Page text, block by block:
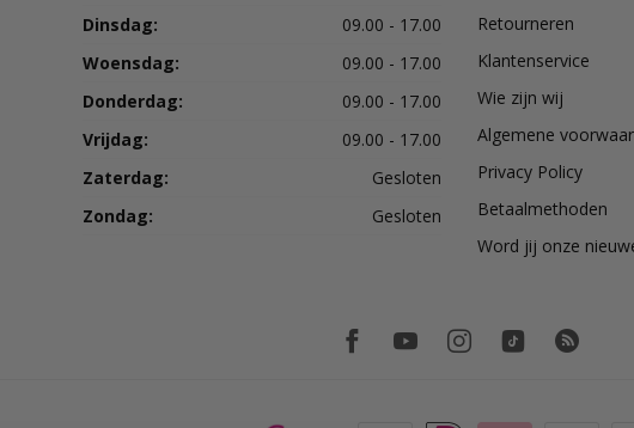
Dinsdag:
09.00 - 17.00
Woensdag:
09.00 - 17.00
Donderdag:
09.00 - 17.00
Vrijdag:
09.00 - 17.00
Zaterdag:
Gesloten
Zondag:
Gesloten
Retourneren
Klantenservice
Wie zijn wij
Algemene
Privacy Policy
Betaalmethoden
Word jij onze